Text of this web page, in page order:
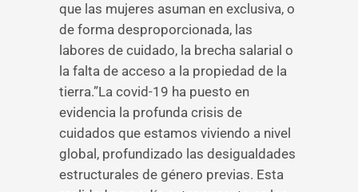
que las mujeres asuman en exclusiva, o
de forma desproporcionada, las
labores de cuidado, la brecha salarial o
la falta de acceso a la propiedad de la
tierra.”La covid-19 ha puesto en
evidencia la profunda crisis de
cuidados que estamos viviendo a nivel
global, profundizado las desigualdades
estructurales de género previas. Esta